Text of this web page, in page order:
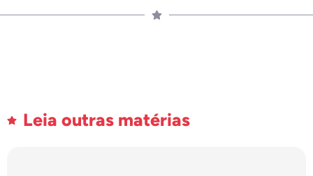
Leia outras matérias